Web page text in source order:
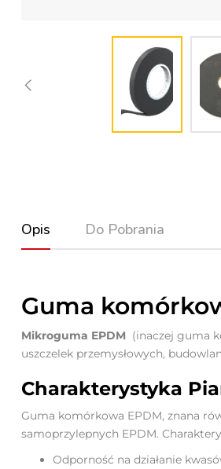
Opis Do Pobrania
Guma
Mikroguma EPDM (inaczej guma
uszczelek przemysłowych,
Charakterystyka
Guma komórkowa EPDM, znana
samoprzylepnych EPDM.
Odporność na działanie